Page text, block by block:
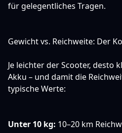
für gelegentliches Tragen.
Gewicht vs. Reichweite: Der
Je leichter der Scooter, desto
Akku – und damit die
typische Werte:
Unter 10 kg: 10–20 km